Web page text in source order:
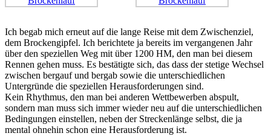
Ich begab mich erneut auf die lange Reise mit dem Zwischenziel,
dem Brockengipfel. Ich berichtete ja bereits im vergangenen Jahr
über den speziellen Weg mit über 1200 HM, den man bei diesem
Rennen gehen muss. Es bestätigte sich, das dass der stetige Wechsel
zwischen bergauf und bergab sowie die unterschiedlichen
Untergründe die speziellen Herausforderungen sind.
Kein Rhythmus, den man bei anderen Wettbewerben abspult,
sondern man muss sich immer wieder neu auf die unterschiedlichen
Bedingungen einstellen, neben der Streckenlänge selbst, die ja
mental ohnehin schon eine Herausforderung ist.